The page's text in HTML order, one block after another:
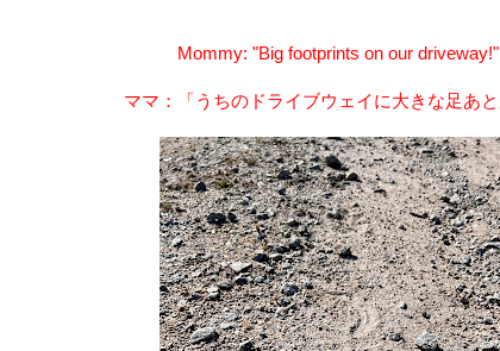
Mommy: "Big footprints on our driveway!"
ママ：「うちのドライブウェイに大きな足あと